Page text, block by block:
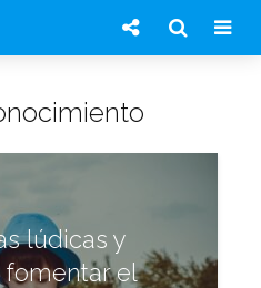
lúdicas y
fomentar el